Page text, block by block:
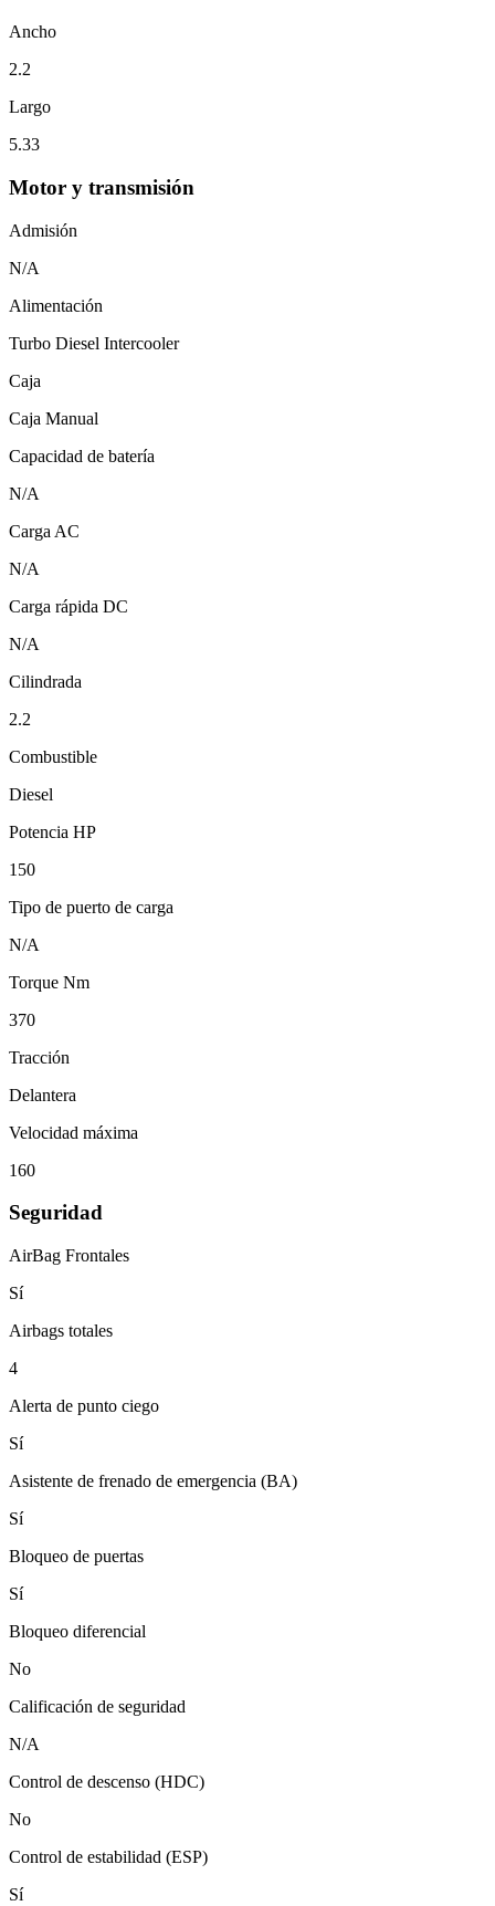
Ancho
2.2
Largo
5.33
Motor y transmisión
Admisión
N/A
Alimentación
Turbo Diesel Intercooler
Caja
Caja Manual
Capacidad de batería
N/A
Carga AC
N/A
Carga rápida DC
N/A
Cilindrada
2.2
Combustible
Diesel
Potencia HP
150
Tipo de puerto de carga
N/A
Torque Nm
370
Tracción
Delantera
Velocidad máxima
160
Seguridad
AirBag Frontales
Sí
Airbags totales
4
Alerta de punto ciego
Sí
Asistente de frenado de emergencia (BA)
Sí
Bloqueo de puertas
Sí
Bloqueo diferencial
No
Calificación de seguridad
N/A
Control de descenso (HDC)
No
Control de estabilidad (ESP)
Sí